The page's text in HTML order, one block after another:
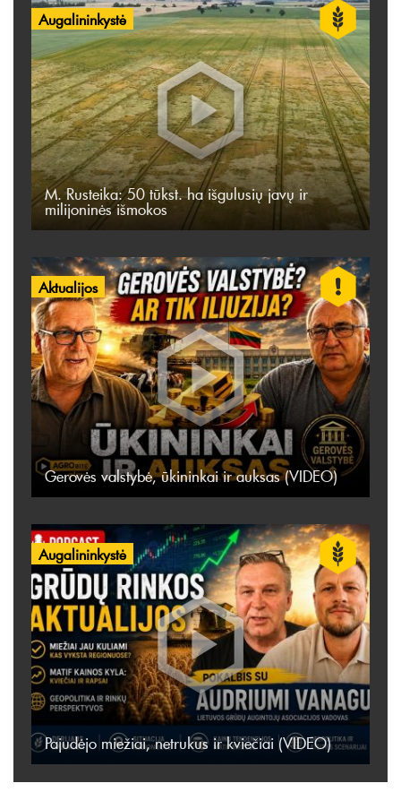
Augalininkystė
M. Rusteika: 50 tūkst. ha išgulusių javų ir
milijoninės išmokos
Aktualijos
Gerovės valstybė, ūkininkai ir auksas (VIDEO)
Augalininkystė
Pajudėjo miežiai, netrukus ir kviečiai (VIDEO)